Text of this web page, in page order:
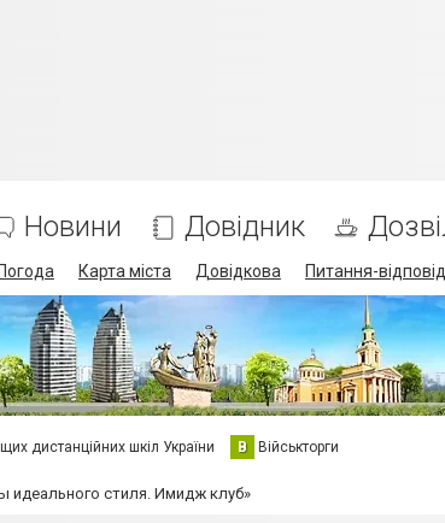
Новини Довідник
Погода Карта міста Довідкова Питання-
дистанційних шкіл України В Військторги
идеального стиля. Имидж клуб»